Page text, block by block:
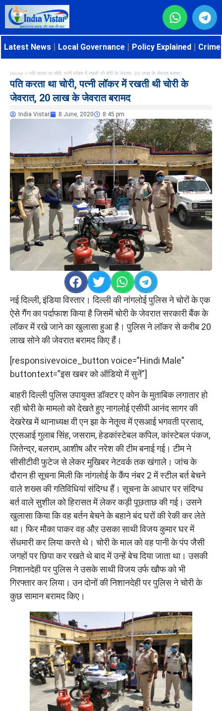
Latest News Local Governance Policy Explained
Home » पति करता था चोरी, पत्नी लॉकर में रखती थी चोरी के जेवरात, 20 लाख के जेवरात बरामद
पति करता था चोरी, पत्नी लॉकर में रखती थी चोरी के
जेवरात, 20 लाख के जेवरात बरामद
India Vistar 8 June, 2020 8:45 pm
नई दिल्ली, इंडिया विस्तार। दिल्ली की नांगलोई पुलिस ने चोरों के एक
ऐसे गैंग का पर्दाफाश किया है जिसमें चोरी के जेवरात सरकारी बैंक के
लॉकर में रखे जाने का खुलासा हुआ है। पुलिस ने लॉकर से करीब 20
लाख सोने की जेवरात बरामद किए हैं।
[responsivevoice_button voice=”Hindi Male”
buttontext=”इस खबर को ऑडियो में सुनें”]
बाहरी दिल्ली पुलिस उपायुक्त डॉक्टर ए कोन के मुताबिक लगातार हो
रही चोरी के मामलो को देखते हुए नागलोई एसीपी आनंद सागर की
देखरेख में थानाध्यक्ष वी एन झा के नेतृ्त्व में एसआई भगवती प्रसाद,
एएसआई गुलाब सिंह, जसराम, हेडकांस्टेबल कपिल, कांस्टेबल पंकज,
जितेन्द्र, बलराम, आशीष और नरेश की टीम बनाई गई। टीम ने
सीसीटीवी फुटेज से लेकर मुखिबर नेटवर्क तक खंगाले। जांच के
दौरान ही सूचना मिली कि नांगलोई के कैंप नंबर 2 में स्टील बर्त बेचने
वाले शख्स की गतिविधियां संदिग्ध हैं। सूचना के आधार पर संदिग्ध
बर्त वाले सुशील को हिरासत में लेकर कड़ी पूछताछ की गई। उसने
खुलासा किया कि वह बर्तन बेचने के बहाने बंद घरों की रेकी कर लेते
था। फिर मौका पाकर वह औऱ उसका साथी विजय कुमार घर में
सेंधमारी कर लिया करते थे। चोरी के माल को वह पानी के पंप जैसी
जगहों पर छिपा कर रखते थे बाद में उन्हें बेच दिया जाता था। उसकी
निशानदेही पर पुलिस ने उसके साथी विजय उर्फ खौफ को भी
गिरफ्तार कर लिया। उन दोनों की निशानदेही पर पुलिस ने चोरी के
कुछ सामान बरामद किए।